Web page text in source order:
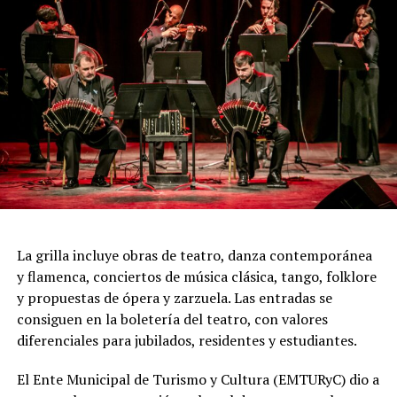
diseño lumínico y escenas donde las diagonales, las
acrobacias, los firuletes y las coreografías
perfectamente sincronizadas convierten cada cuadro en
una demostración de virtuosismo, sensibilidad y trabajo
colectivo.
"Queremos que quienes todavía no conocen Tango
Furia descubran por qué el tango puede emocionar a
todas las generaciones. Y que quienes ya vivieron una de
nuestras funciones tengan ganas de volver, porque cada
función hay meses de ensayo y un enorme trabajo en
equipo para emocionar y sorprender al
público", expresa Emmanuel Marín.
distinguida con los Premios Estrella de Mar 2024 y
La grilla incluye obras de teatro, danza contemporánea
y flamenca, conciertos de música clásica, tango, folklore
y propuestas de ópera y zarzuela. Las entradas se
consiguen en la boletería del teatro, con valores
diferenciales para jubilados, residentes y estudiantes.
El Ente Municipal de Turismo y Cultura (EMTURyC) dio a